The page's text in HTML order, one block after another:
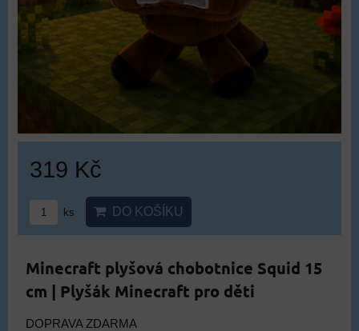
319 Kč
ks DO KOŠÍKU
Minecraft plyšová chobotnice Squid 15
cm | Plyšák Minecraft pro děti
DOPRAVA ZDARMA